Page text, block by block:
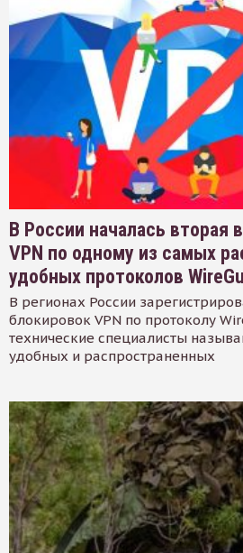
В России началась вторая
VPN по одному из самых
удобных протоколов
В регионах России
блокировок VPN по протоколу
технические специалисты
удобных и распространенных